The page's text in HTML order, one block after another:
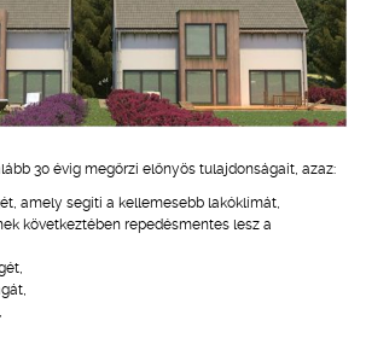
30 évig megőrzi előnyös tulajdonságait, azaz:
amely segíti a kellemesebb lakóklímát,
következtében repedésmentes lesz a